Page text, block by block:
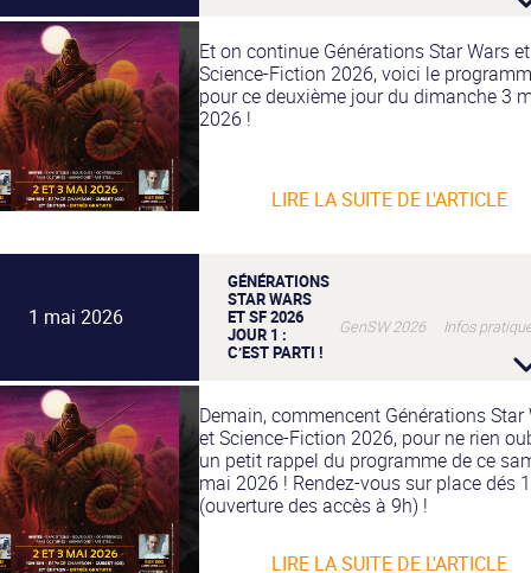
Et on continue Générations Star Wars et
Science-Fiction 2026, voici le
pour ce deuxième jour du dimanche 3
2026 !
LIRE LA SUITE DE L'ARTICLE
1 mai 2026
GÉNÉRATIONS
STAR WARS
ET SF 2026
JOUR 1 :
C’EST PARTI !
GenSW 2026 Infos
Demain, commencent Générations Star
et Science-Fiction 2026, pour ne rien
un petit rappel du programme de ce
mai 2026 ! Rendez-vous sur place dés
(ouverture des accès à 9h) !
LIRE LA SUITE DE L'ARTICLE